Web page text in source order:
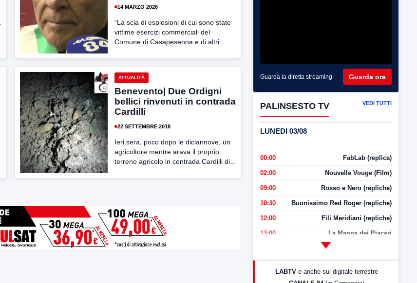
14 MARZO 2026
“La scia di esplosioni di cui sono state
vittime esercizi commerciali del
Comune di Casapesenna e di altri...
ATTUALITÀ
Benevento| Due Ordigni
bellici rinvenuti in contrada
Cardilli
22 SETTEMBRE 2018
Ieri sera, poco dopo le diciannove, un
agricoltore mentre arava il proprio
terreno agricolo in contrada Cardilli di...
Guarda la diretta streaming Guarda ora
PALINSESTO TV VEDI TUTTI
LUNEDI 03/08
00:00 FabLab (replica)
02:00 Nouvelle Vouge (Film)
09:00 Rosso e Nero (repliche)
10:30 Buonissimo Red Roger (repliche)
12:00 Fili Meridiani (repliche)
13:00 La Mappa dei Piaceri
LABTV e anche sul digitale terrestre